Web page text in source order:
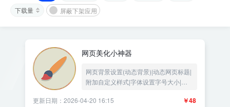
下载量
屏蔽下架应用
网页美化小神器
网页背景设置(动态背景)|动态网页标题|
附加自定义样式|字体设置字号大小|链
加载进度条|滚动条美化|节日气氛|鼠标￥48
更新日期：2026-04-20 16:15